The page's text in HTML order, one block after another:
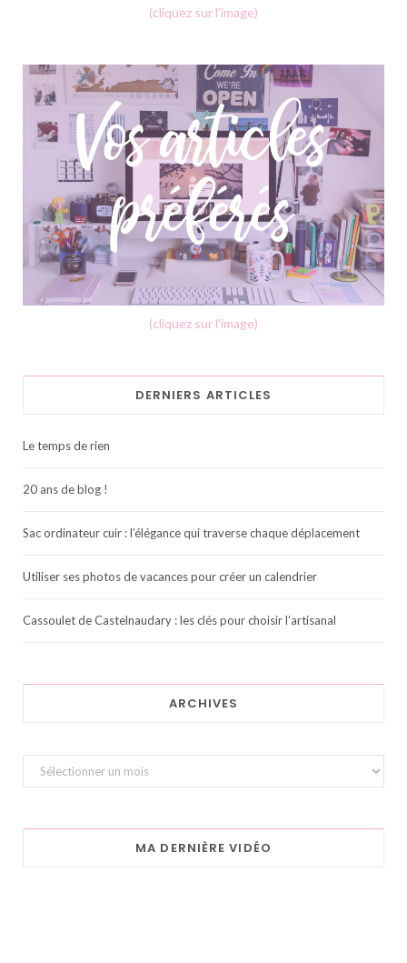
(cliquez sur l'image)
(cliquez sur l'image)
DERNIERS ARTICLES
Le temps de rien
20 ans de blog !
Sac ordinateur cuir : l’élégance qui traverse chaque déplacement
Utiliser ses photos de vacances pour créer un calendrier
Cassoulet de Castelnaudary : les clés pour choisir l’artisanal
ARCHIVES
Archives
MA DERNIÈRE VIDÉO